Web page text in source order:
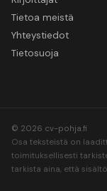
Tietoa meistä
Yhteystiedot
Tietosuoja
© 2026 cv-pohja.fi
Osa teksteistä on
toimituksellisesti
tarkista aina, että